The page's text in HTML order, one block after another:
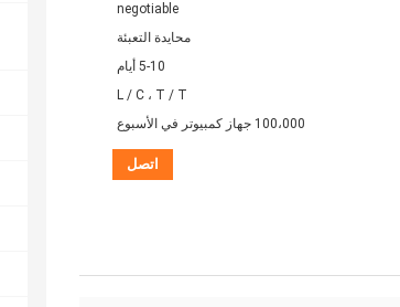
negotiable
محايدة التعبئة
5-10 أيام
L / C ، T / T
100،000 جهاز كمبيوتر في الأسبوع
اتصل